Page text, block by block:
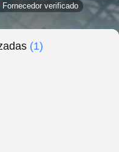
Fornecedor verificado
(1)